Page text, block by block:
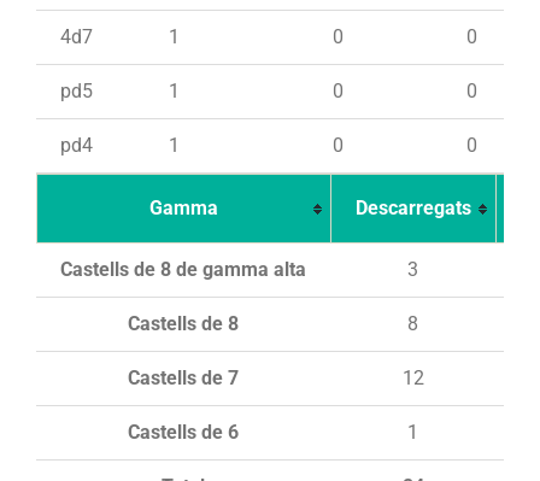
4d7 1 0 0
pd5 1 0 0
pd4 1 0 0
Gamma Descarregats
Castells de 8 de gamma alta 3
Castells de 8 8
Castells de 7 12
Castells de 6 1